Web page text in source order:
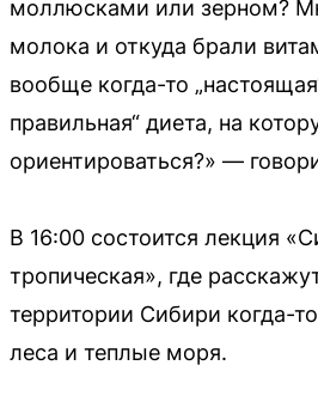
моллюсками или зерном?
молока и откуда брали
вообще когда-то
правильная“ диета, на
ориентироваться?» —
В 16:00 состоится лекция
тропическая», где
территории Сибири когда-
леса и теплые моря.